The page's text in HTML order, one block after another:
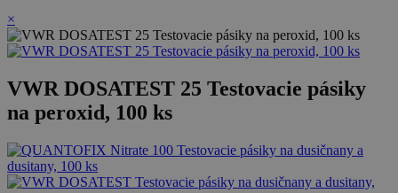
×
VWR DOSATEST 25 Testovacie pásiky
na peroxid, 100 ks